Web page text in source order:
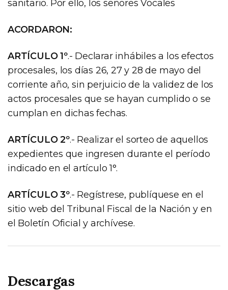
sanitario. Por ello, los señores Vocales
ACORDARON:
ARTÍCULO 1º.- Declarar inhábiles a los efectos
procesales, los días 26, 27 y 28 de mayo del
corriente año, sin perjuicio de la validez de los
actos procesales que se hayan cumplido o se
cumplan en dichas fechas.
ARTÍCULO 2º.- Realizar el sorteo de aquellos
expedientes que ingresen durante el período
indicado en el artículo 1°.
ARTÍCULO 3º.- Regístrese, publíquese en el
sitio web del Tribunal Fiscal de la Nación y en
el Boletín Oficial y archívese.
Descargas